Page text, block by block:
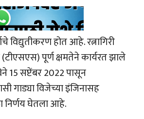
विद्युतीकरण होत आहे. रत्नागिरी
पूर्ण क्षमतेने कार्यरत झाले
सप्टेंबर 2022 पासून
गाड्या विजेच्या इंजिनासह
निर्णय घेतला आहे.